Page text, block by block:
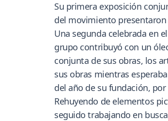
Su primera exposición
del movimiento
Una segunda celebrada en
grupo contribuyó con un
conjunta de sus obras, los
sus obras mientras
del año de su fundación,
Rehuyendo de elementos
seguido trabajando en